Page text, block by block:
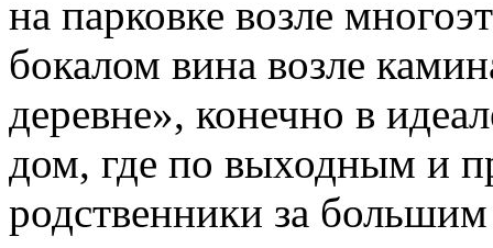
на парковке возле
бокалом вина возле
деревне», конечно в
дом, где по выходным и
родственники за